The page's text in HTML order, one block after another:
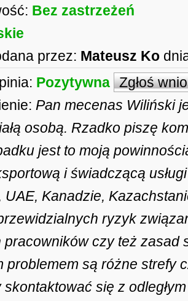
Bez zastrzeżeń
przez: Mateusz Ko
Pozytywna Zgłoś
Pan mecenas Wiliński
osobą. Rzadko piszę
jest to moją
i świadczącą
UAE, Kanadzie,
ryzyk
pracowników czy też zasad
problemem są różne strefy
skontaktować się z